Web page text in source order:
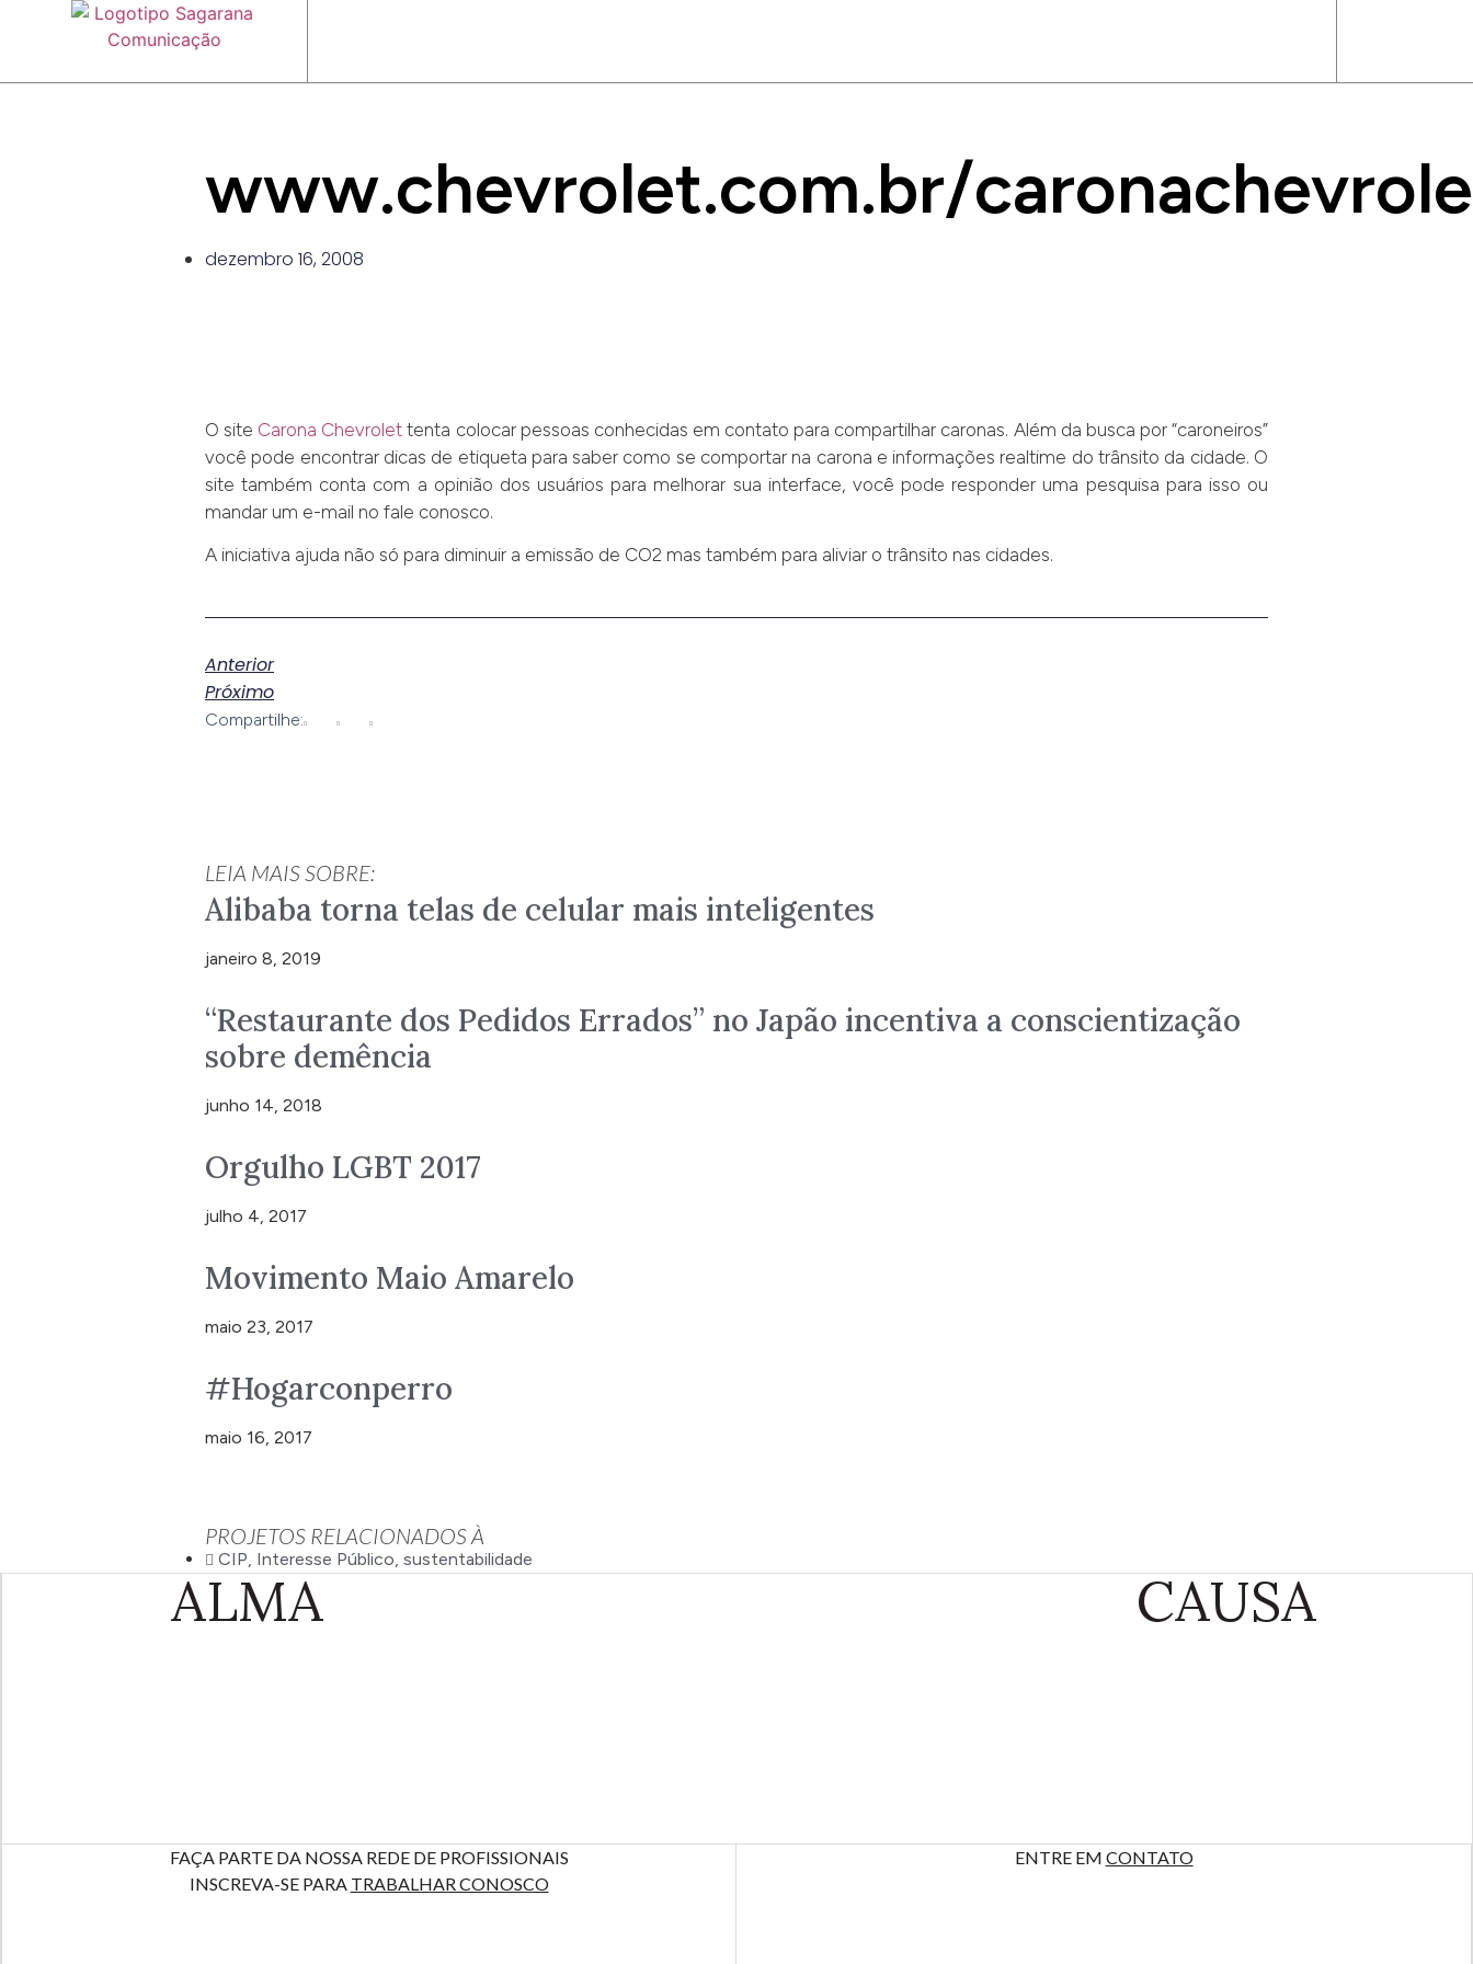
www.chevrolet.com.br/
dezembro 16, 2008
O site Carona Chevrolet tenta colocar pessoas conhecidas em contato para compartilhar caronas. Além da busca por “caroneiros”
você pode encontrar dicas de etiqueta para saber como se comportar na carona e informações realtime do trânsito da cidade. O
site também conta com a opinião dos usuários para melhorar sua interface, você pode responder uma pesquisa para isso ou
mandar um e-mail no fale conosco.
A iniciativa ajuda não só para diminuir a emissão de CO2 mas também para aliviar o trânsito nas cidades.
Anterior
Próximo
Compartilhe:
LEIA MAIS SOBRE:
Alibaba torna telas de celular mais inteligentes
janeiro 8, 2019
“Restaurante dos Pedidos Errados” no Japão incentiva a conscientização
sobre demência
junho 14, 2018
Orgulho LGBT 2017
julho 4, 2017
Movimento Maio Amarelo
maio 23, 2017
#Hogarconperro
maio 16, 2017
PROJETOS RELACIONADOS À
CIP, Interesse Público, sustentabilidade
ALMA CAUSA
FAÇA PARTE DA NOSSA REDE DE PROFISSIONAIS
INSCREVA-SE PARA TRABALHAR CONOSCO
ENTRE EM CONTATO